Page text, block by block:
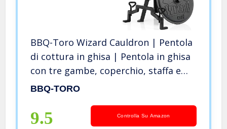
BBQ-Toro Wizard Cauldron | Pentola
di cottura in ghisa | Pentola in ghisa
con tre gambe, coperchio, staffa e
viti di bloccaggio | Calderone per
BBQ-TORO
9.5 Controlla Su Amazon